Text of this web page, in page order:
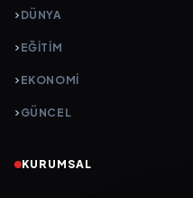
DÜNYA
EĞİTİM
EKONOMİ
GÜNCEL
KURUMSAL